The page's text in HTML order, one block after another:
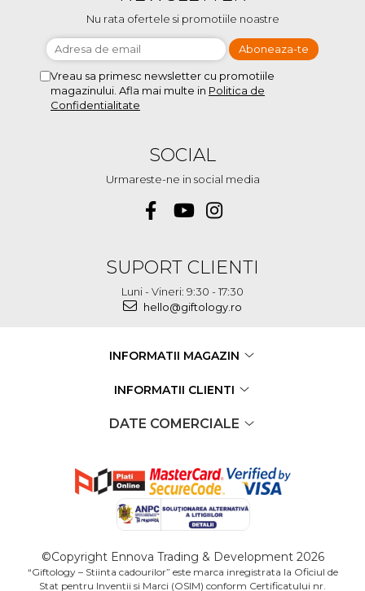
Nu rata ofertele si promotiile noastre
Vreau sa primesc newsletter cu promotiile
magazinului. Afla mai multe in Politica de
Confidentialitate
SOCIAL
Urmareste-ne in social media
SUPORT CLIENTI
Luni - Vineri: 9:30 - 17:30
hello@giftology.ro
INFORMATII MAGAZIN
INFORMATII CLIENTI
DATE COMERCIALE
©Copyright Ennova Trading & Development 2026
“Giftology – Stiinta cadourilor” este marca inregistrata la Oficiul de
Stat pentru Inventii si Marci (OSIM) conform Certificatului nr.